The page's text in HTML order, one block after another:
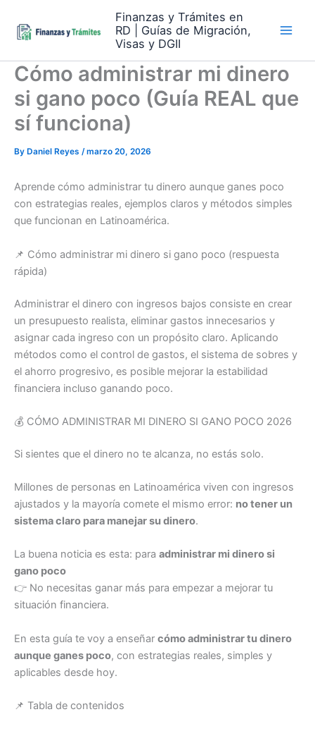
content
Finanzas y Trámites en
RD | Guías de Migración,
Visas y DGII
Cómo administrar mi dinero
si gano poco (Guía REAL que
sí funciona)
By Daniel Reyes /marzo 20, 2026
Aprende cómo administrar tu dinero aunque ganes poco
con estrategias reales, ejemplos claros y métodos simples
que funcionan en Latinoamérica.
📌 Cómo administrar mi dinero si gano poco (respuesta
rápida)
Administrar el dinero con ingresos bajos consiste en crear
un presupuesto realista, eliminar gastos innecesarios y
asignar cada ingreso con un propósito claro. Aplicando
métodos como el control de gastos, el sistema de sobres y
el ahorro progresivo, es posible mejorar la estabilidad
financiera incluso ganando poco.
💰 CÓMO ADMINISTRAR MI DINERO SI GANO POCO 2026
Si sientes que el dinero no te alcanza, no estás solo.
Millones de personas en Latinoamérica viven con ingresos
ajustados y la mayoría comete el mismo error: no tener un
sistema claro para manejar su dinero.
La buena noticia es esta: para administrar mi dinero si
gano poco
👉 No necesitas ganar más para empezar a mejorar tu
situación financiera.
En esta guía te voy a enseñar cómo administrar tu dinero
aunque ganes poco, con estrategias reales, simples y
aplicables desde hoy.
📌 Tabla de contenidos